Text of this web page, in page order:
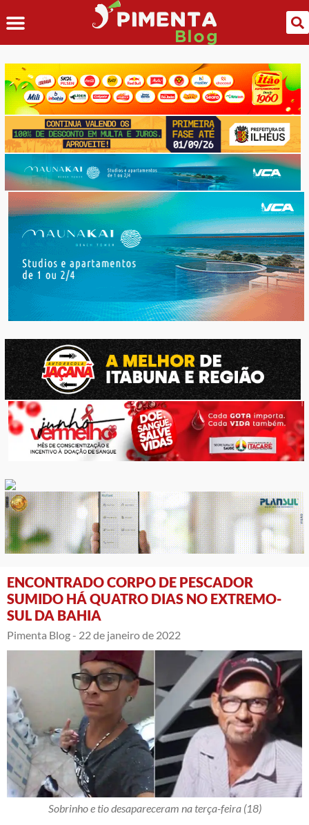
ENCONTRADO CORPO DE PESCADOR
SUMIDO HÁ QUATRO DIAS NO EXTREMO-
SUL DA BAHIA
Pimenta Blog - 22 de janeiro de 2022
Sobrinho e tio desapareceram na terça-feira (18)